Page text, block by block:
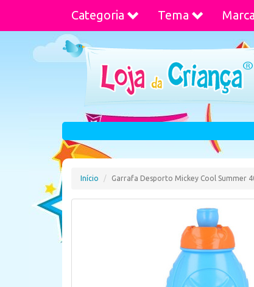
Categoria Tema Marca
Início Garrafa Desporto Mickey Cool Summer